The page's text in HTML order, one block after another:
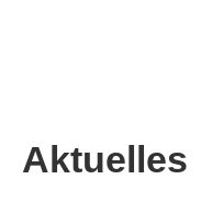
Aktuelles